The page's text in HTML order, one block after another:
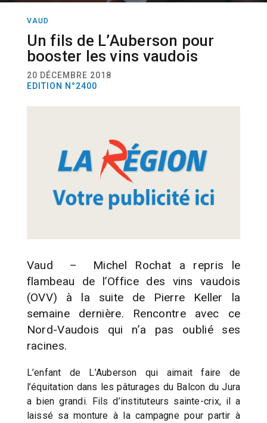
VAUD
Un fils de L’Auberson pour
booster les vins vaudois
20 DÉCEMBRE 2018
EDITION N°2400
Vaud – Michel Rochat a repris le
flambeau de l’Office des vins vaudois
(OVV) à la suite de Pierre Keller la
semaine dernière. Rencontre avec ce
Nord-Vaudois qui n’a pas oublié ses
racines.
L’enfant de L’Auberson qui aimait faire de
l’équitation dans les pâturages du Balcon du Jura
a bien grandi. Fils d’instituteurs sainte-crix, il a
laissé sa monture à la campagne pour partir à